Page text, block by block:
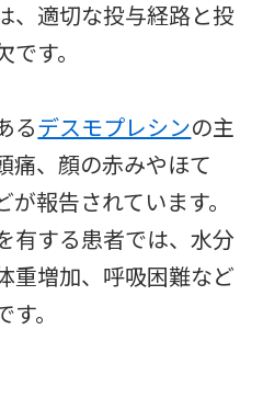
、適切な投与経路と投
す。
るデスモプレシンの主
痛、顔の赤みやほて
報告されています。
有する患者では、水分
重増加、呼吸困難など
。